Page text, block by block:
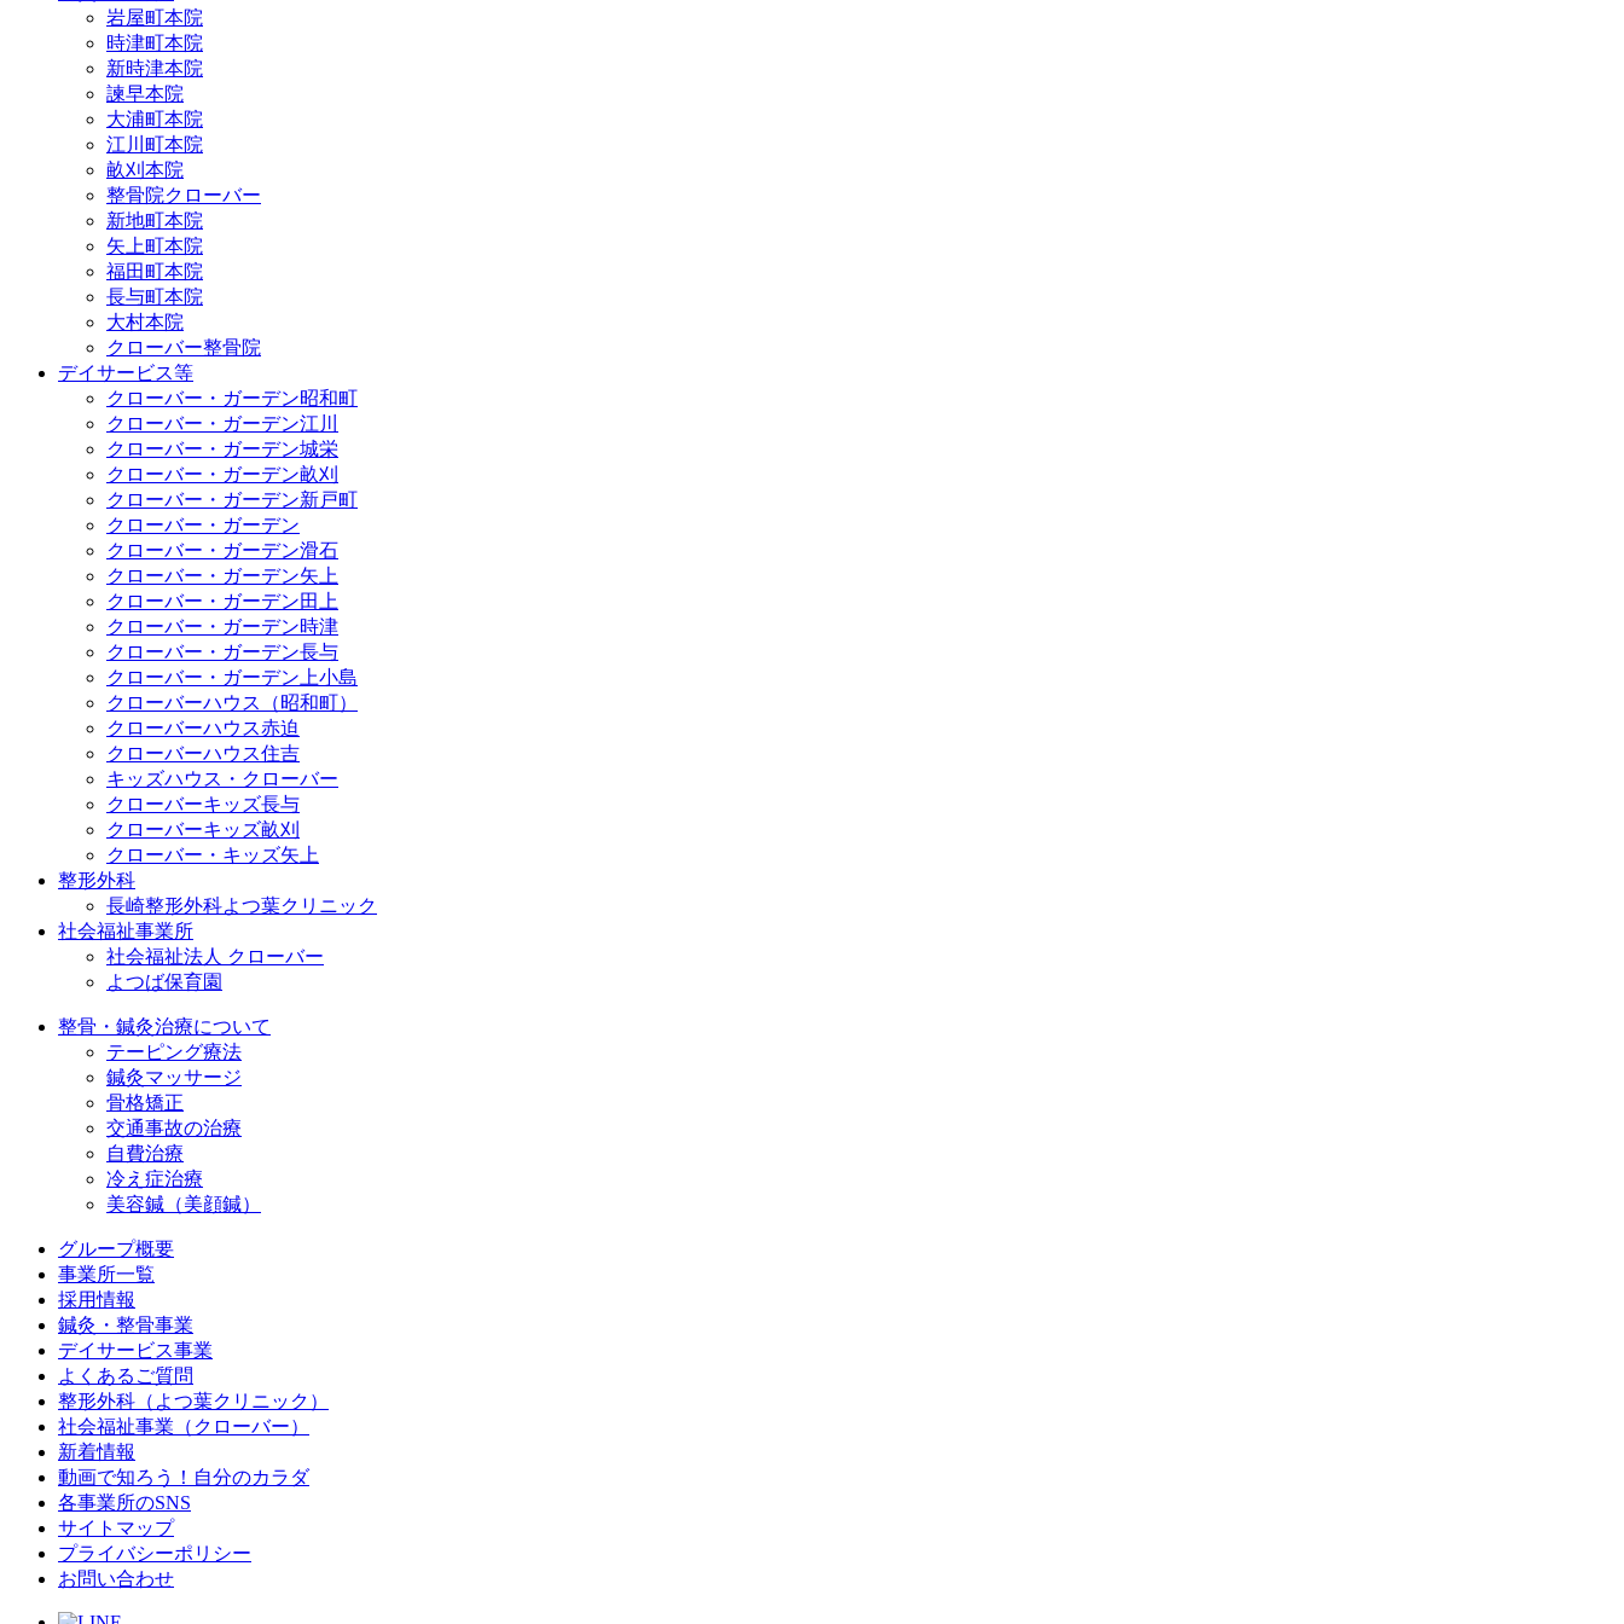
岩屋町本院
時津町本院
新時津本院
諫早本院
大浦町本院
江川町本院
畝刈本院
整骨院クローバー
新地町本院
矢上町本院
福田町本院
長与町本院
大村本院
クローバー整骨院
デイサービス等
クローバー・ガーデン昭和町
クローバー・ガーデン江川
クローバー・ガーデン城栄
クローバー・ガーデン畝刈
クローバー・ガーデン新戸町
クローバー・ガーデン
クローバー・ガーデン滑石
クローバー・ガーデン矢上
クローバー・ガーデン田上
クローバー・ガーデン時津
クローバー・ガーデン長与
クローバー・ガーデン上小島
クローバーハウス（昭和町）
クローバーハウス赤迫
クローバーハウス住吉
キッズハウス・クローバー
クローバーキッズ長与
クローバーキッズ畝刈
クローバー・キッズ矢上
整形外科
長崎整形外科よつ葉クリニック
社会福祉事業所
社会福祉法人 クローバー
よつば保育園
整骨・鍼灸治療について
テーピング療法
鍼灸マッサージ
骨格矯正
交通事故の治療
自費治療
冷え症治療
美容鍼（美顔鍼）
グループ概要
事業所一覧
採用情報
鍼灸・整骨事業
デイサービス事業
よくあるご質問
整形外科（よつ葉クリニック）
社会福祉事業（クローバー）
新着情報
動画で知ろう！自分のカラダ
各事業所のSNS
サイトマップ
プライバシーポリシー
お問い合わせ